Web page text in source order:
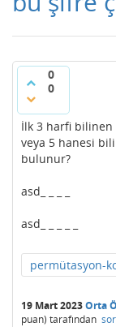
0
0
İlk 3 harfi bilinen
veya 5 hanesi
bulunur?
asd_ _ _ _
asd_ _ _ _ _
permütasyon-
19 Mart 2023Orta
puan) tarafından